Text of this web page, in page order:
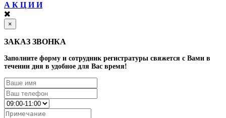
А К Ц И И
×
ЗАКАЗ ЗВОНКА
Заполните форму и сотрудник регистратуры свяжется с Вами в
течении дня в удобное для Вас время!